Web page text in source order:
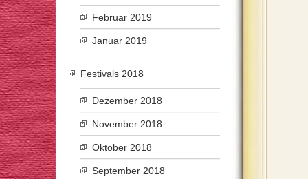
Februar 2019
Januar 2019
Festivals 2018
Dezember 2018
November 2018
Oktober 2018
September 2018